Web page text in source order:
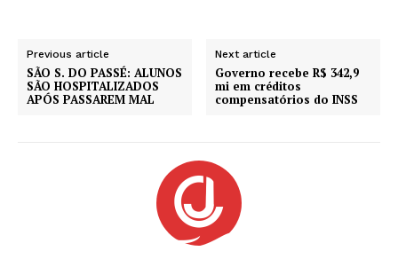
Previous article
SÃO S. DO PASSÉ: ALUNOS
SÃO HOSPITALIZADOS
APÓS PASSAREM MAL
Next article
Governo recebe R$ 342,9
mi em créditos
compensatórios do INSS